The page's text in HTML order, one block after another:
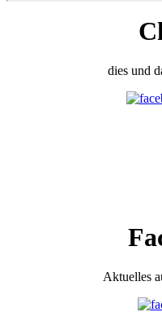
dies und
Aktuelles